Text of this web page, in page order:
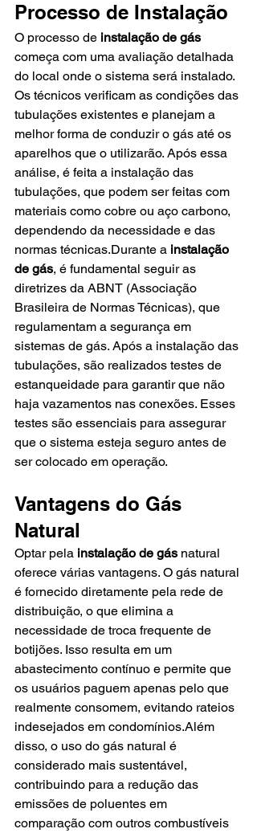
Processo de Instalação
O processo de instalação de gás
começa com uma avaliação detalhada
do local onde o sistema será instalado.
Os técnicos verificam as condições das
tubulações existentes e planejam a
melhor forma de conduzir o gás até os
aparelhos que o utilizarão. Após essa
análise, é feita a instalação das
tubulações, que podem ser feitas com
materiais como cobre ou aço carbono,
dependendo da necessidade e das
normas técnicas.Durante a instalação
de gás, é fundamental seguir as
diretrizes da ABNT (Associação
Brasileira de Normas Técnicas), que
regulamentam a segurança em
sistemas de gás. Após a instalação das
tubulações, são realizados testes de
estanqueidade para garantir que não
haja vazamentos nas conexões. Esses
testes são essenciais para assegurar
que o sistema esteja seguro antes de
ser colocado em operação.
Vantagens do Gás
Natural
Optar pela instalação de gás natural
oferece várias vantagens. O gás natural
é fornecido diretamente pela rede de
distribuição, o que elimina a
necessidade de troca frequente de
botijões. Isso resulta em um
abastecimento contínuo e permite que
os usuários paguem apenas pelo que
realmente consomem, evitando rateios
indesejados em condomínios.Além
disso, o uso do gás natural é
considerado mais sustentável,
contribuindo para a redução das
emissões de poluentes em
comparação com outros combustíveis